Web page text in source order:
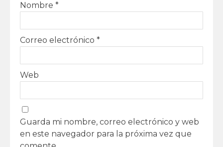
Nombre *
Correo electrónico *
Web
Guarda mi nombre, correo electrónico y web
en este navegador para la próxima vez que